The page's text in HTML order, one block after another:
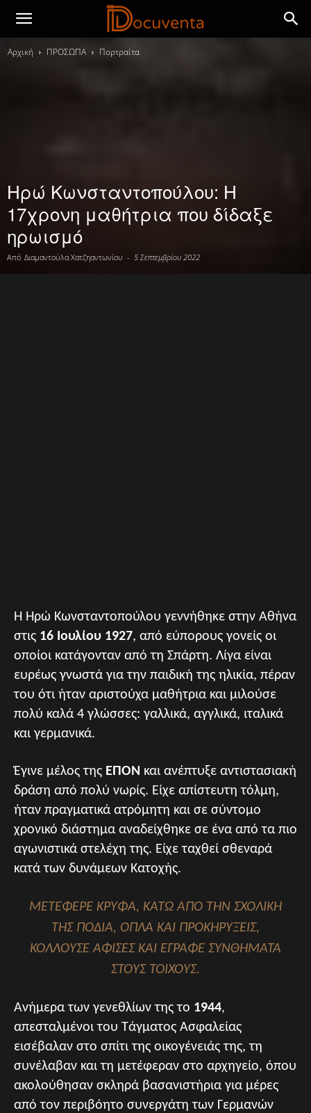
Αρχική ΠΡΟΣΩΠΑ Πορτραίτα
Ηρώ Κωνσταντοπούλου: Η
17χρονη μαθήτρια που δίδαξε
ηρωισμό
Από Διαμαντούλα Χατζηαντωνίου - 5 Σεπτεμβρίου 2022
Η Ηρώ Κωνσταντοπούλου γεννήθηκε στην Αθήνα
στις 16 Ιουλίου 1927, από εύπορους γονείς οι
οποίοι κατάγονταν από τη Σπάρτη. Λίγα είναι
ευρέως γνωστά για την παιδική της ηλικία, πέραν
του ότι ήταν αριστούχα μαθήτρια και μιλούσε
πολύ καλά 4 γλώσσες: γαλλικά, αγγλικά, ιταλικά
και γερμανικά.
Έγινε μέλος της ΕΠΟΝ και ανέπτυξε αντιστασιακή
δράση από πολύ νωρίς. Είχε απίστευτη τόλμη,
ήταν πραγματικά ατρόμητη και σε σύντομο
χρονικό διάστημα αναδείχθηκε σε ένα από τα πιο
αγωνιστικά στελέχη της. Είχε ταχθεί σθεναρά
κατά των δυνάμεων Κατοχής.
ΜΕΤΈΦΕΡΕ ΚΡΥΦΆ, ΚΆΤΩ ΑΠΌ ΤΗΝ ΣΧΟΛΙΚΉ
ΤΗΣ ΠΟΔΙΆ, ΌΠΛΑ ΚΑΙ ΠΡΟΚΗΡΎΞΕΙΣ,
ΚΟΛΛΟΎΣΕ ΑΦΊΣΕΣ ΚΑΙ ΈΓΡΑΦΕ ΣΥΝΘΉΜΑΤΑ
ΣΤΟΥΣ ΤΟΊΧΟΥΣ.
Ανήμερα των γενεθλίων της το 1944,
απεσταλμένοι του Τάγματος Ασφαλείας
εισέβαλαν στο σπίτι της οικογένειάς της, τη
συνέλαβαν και τη μετέφεραν στο αρχηγείο, όπου
ακολούθησαν σκληρά βασανιστήρια για μέρες
από τον περιβόητο συνεργάτη των Γερμανών